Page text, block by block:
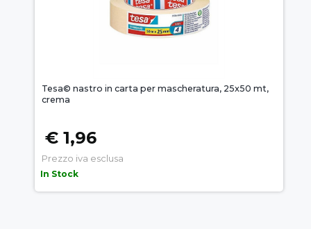
Tesa© nastro in carta per mascheratura, 25x50 mt,
crema
€ 1,96
Prezzo iva esclusa
In Stock